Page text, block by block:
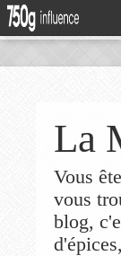
La
Vous
vous
blog,